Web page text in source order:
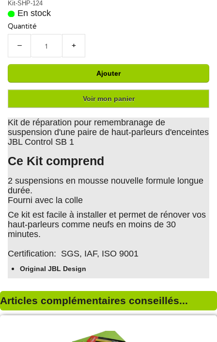
Kit-SHP-124
En stock
Quantité
− +
Ajouter
Voir mon panier
Kit de réparation pour remembranage de
suspension d'une paire de haut-parleurs d'enceintes
JBL Control SB 1
Ce Kit comprend
2 suspensions en mousse nouvelle formule longue
durée.
Fourni avec la colle
Ce kit est facile à installer et permet de rénover vos
haut-parleurs comme neufs en moins de 30
minutes.
Certification: SGS, IAF, ISO 9001
Original JBL Design
Articles complémentaires conseillés...